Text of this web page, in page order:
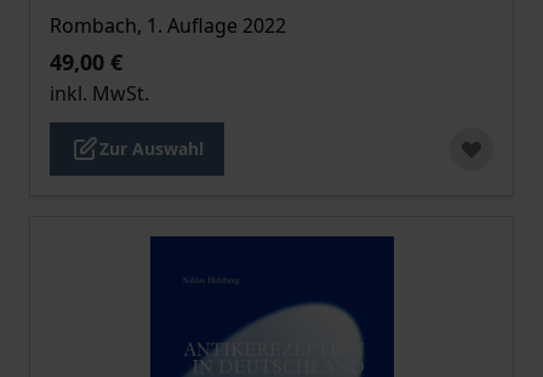
Rombach, 1. Auflage 2022
49,00 €
inkl. MwSt.
Zur Auswahl